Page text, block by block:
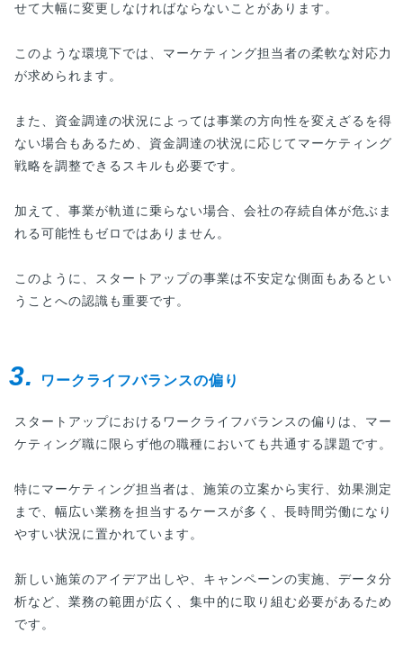
せて大幅に変更しなければならないことがあります。
このような環境下では、マーケティング担当者の柔軟な対応力
が求められます。
また、資金調達の状況によっては事業の方向性を変えざるを得
ない場合もあるため、資金調達の状況に応じてマーケティング
戦略を調整できるスキルも必要です。
加えて、事業が軌道に乗らない場合、会社の存続自体が危ぶま
れる可能性もゼロではありません。
このように、スタートアップの事業は不安定な側面もあるとい
うことへの認識も重要です。
3. ワークライフバランスの偏り
スタートアップにおけるワークライフバランスの偏りは、マー
ケティング職に限らず他の職種においても共通する課題です。
特にマーケティング担当者は、施策の立案から実行、効果測定
まで、幅広い業務を担当するケースが多く、長時間労働になり
やすい状況に置かれています。
新しい施策のアイデア出しや、キャンペーンの実施、データ分
析など、業務の範囲が広く、集中的に取り組む必要があるため
です。